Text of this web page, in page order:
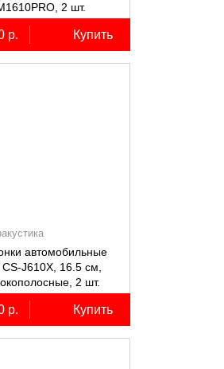
2 шт.
р. Купить
автомобильные
CS-J610X, 16.5 см,
2 шт.
р. Купить